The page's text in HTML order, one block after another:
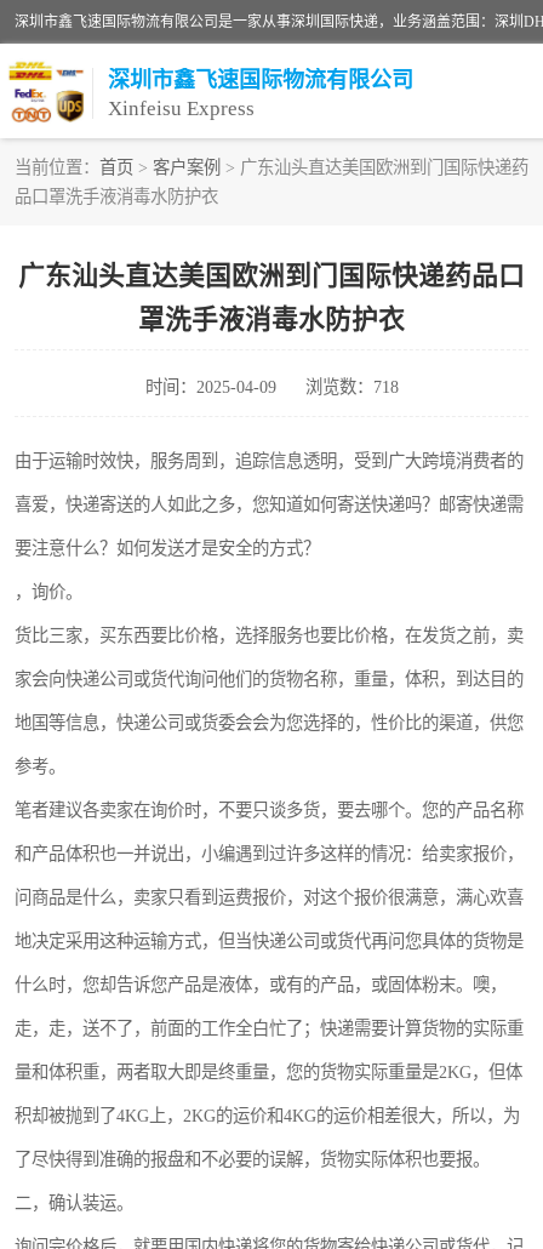
深圳市鑫飞速国际物流有限公司
Xinfeisu Express
当前位置： 首页 > 客户案例 > 广东汕头直达美国欧洲到门国际快递药
品口罩洗手液消毒水防护衣
广东汕头直达美国欧洲到门国际快递药品口
罩洗手液消毒水防护衣
时间：2025-04-09 浏览数：718
由于运输时效快，服务周到，追踪信息透明，受到广大跨境消费者的
喜爱，快递寄送的人如此之多，您知道如何寄送快递吗？邮寄快递需
要注意什么？如何发送才是安全的方式？
，询价。
货比三家，买东西要比价格，选择服务也要比价格，在发货之前，卖
家会向快递公司或货代询问他们的货物名称，重量，体积，到达目的
地国等信息，快递公司或货委会会为您选择的，性价比的渠道，供您
参考。
笔者建议各卖家在询价时，不要只谈多货，要去哪个。您的产品名称
和产品体积也一并说出，小编遇到过许多这样的情况：给卖家报价，
问商品是什么，卖家只看到运费报价，对这个报价很满意，满心欢喜
地决定采用这种运输方式，但当快递公司或货代再问您具体的货物是
什么时，您却告诉您产品是液体，或有的产品，或固体粉末。噢，
走，走，送不了，前面的工作全白忙了；快递需要计算货物的实际重
量和体积重，两者取大即是终重量，您的货物实际重量是2KG，但体
积却被抛到了4KG上，2KG的运价和4KG的运价相差很大，所以，为
了尽快得到准确的报盘和不必要的误解，货物实际体积也要报。
二，确认装运。
联邦快递
俄罗斯快递
深圳DHL国际快递
UPS国际快递
深圳国际物流公司
DHL国际快递电话